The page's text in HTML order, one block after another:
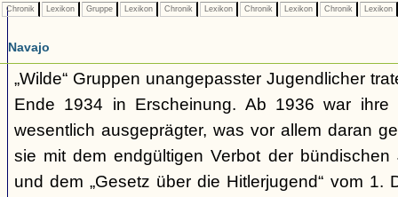
Chronik Lexikon Gruppe Lexikon Chronik Lexikon Chronik Lexikon Chronik Lexikon
Navajo
„Wilde“ Gruppen unangepasster Jugendlicher
Ende 1934 in Erscheinung. Ab 1936 war ihre
wesentlich ausgeprägter, was vor allem daran
sie mit dem endgültigen Verbot der
und dem „Gesetz über die Hitlerjugend“ vom 1.